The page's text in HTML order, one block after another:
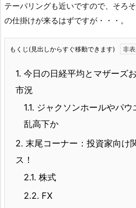
テーパリングも近いですので、そろ
の仕掛けが来るはずですが・・・。
もくじ(見出しからすぐ移動できます)
1. 今日の日経平均とマザーズ
市況
1.1. ジャクソンホールやパ
乱高下か
2. 末尾コーナー：投資家向け
ス！
2.1. 株式
2.2. FX